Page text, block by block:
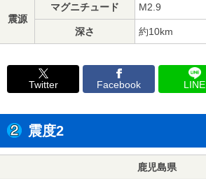
震源
マグニチュード M2.9
深さ 約10km
Twitter Facebook LINE
震度2
鹿児島県